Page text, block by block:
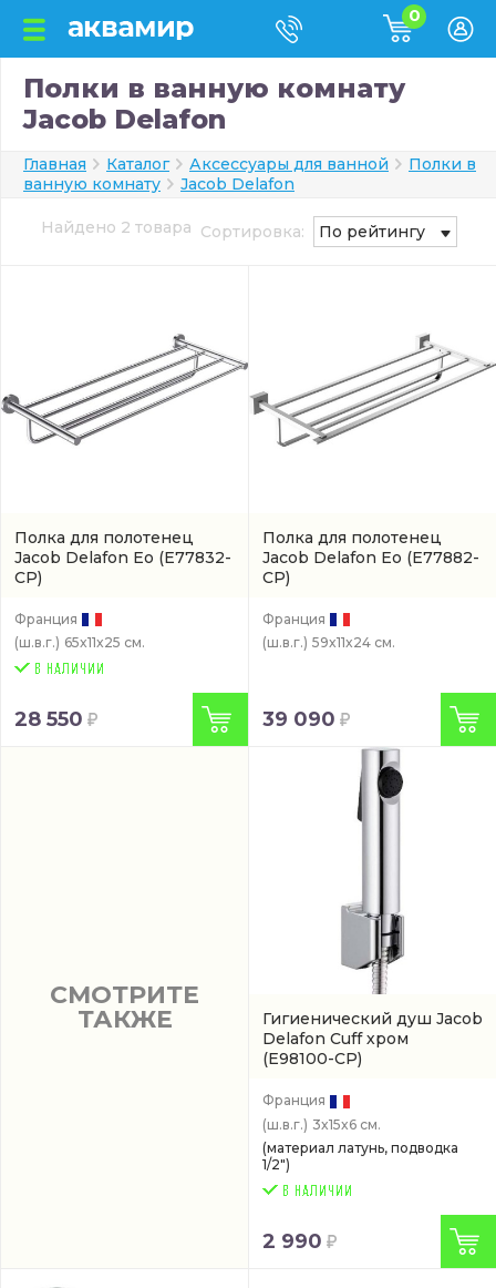
0
Полки в ванную комнату
Jacob Delafon
Главная Каталог Аксессуары для ванной
Полки в
ванную комнату
Jacob Delafon
Найдено 2 товара Сортировка: По рейтингу
Полка для полотенец
Jacob Delafon Eo (E77832-
CP)
Франция
(ш.в.г.) 65x11x25 см.
28 550
Полка для полотенец
Jacob Delafon Eo (E77882-
CP)
Франция
(ш.в.г.) 59x11x24 см.
39 090
СМОТРИТЕ
ТАКЖЕ
Гигиенический душ Jacob
Delafon Cuff хром
(E98100-CP)
Франция
(ш.в.г.) 3x15x6 см.
(материал латунь, подводка
1/2")
2 990